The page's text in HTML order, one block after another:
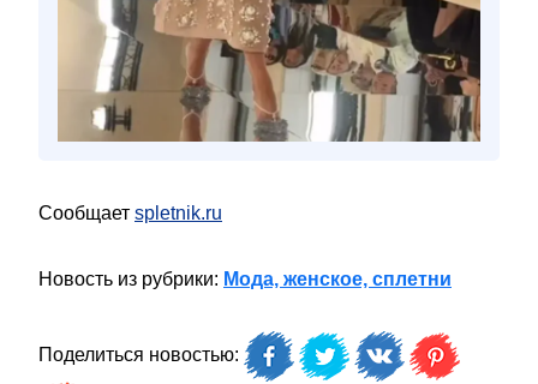
Сообщает spletnik.ru
Новость из рубрики: Мода, женское, сплетни
Поделиться новостью: